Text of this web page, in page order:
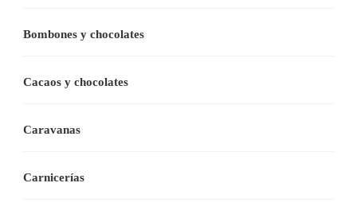
Bombones y chocolates
Cacaos y chocolates
Caravanas
Carnicerías